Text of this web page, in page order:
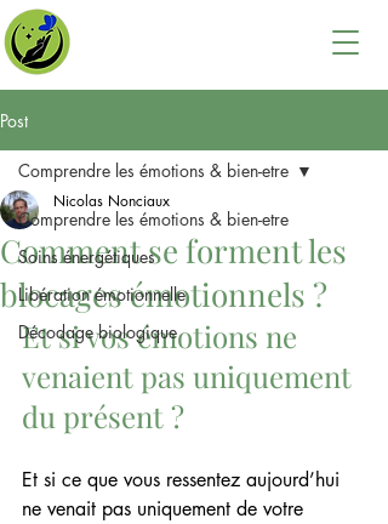
Post
Comprendre les émotions & bien-etre
Soins énergétiques
Libération émotionnelle
Décodage biologique
Comprendre les émotions & bien-etre
Comment se forment les
blocages émotionnels ?
Nicolas Nonciaux
Et si vos émotions ne
venaient pas uniquement
du présent ?
Et si ce que vous ressentez aujourd’hui
ne venait pas uniquement de votre